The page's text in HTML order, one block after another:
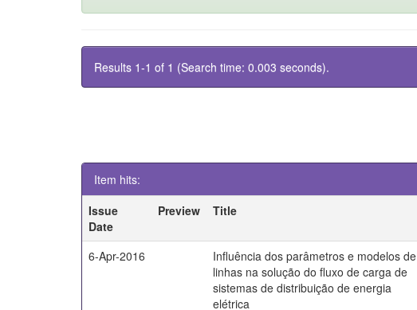
Results 1-1 of 1 (Search time: 0.003 seconds).
Item hits:
Issue
Date
Preview Title
6-Apr-2016
Influência dos parâmetros e modelos de
linhas na solução do fluxo de carga de
sistemas de distribuição de energia
elétrica